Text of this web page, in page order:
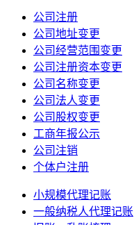
公司注册
公司地址变更
公司经营范围变更
公司注册资本变更
公司名称变更
公司法人变更
公司股权变更
工商年报公示
公司注销
个体户注册
小规模代理记账
一般纳税人代理记账